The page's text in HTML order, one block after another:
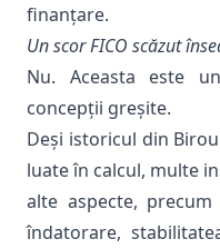
finanțare.
Un scor FICO scăzut
Nu. Aceasta este
concepții greșite.
Deși istoricul din
luate în calcul, multe
alte aspecte,
îndatorare,